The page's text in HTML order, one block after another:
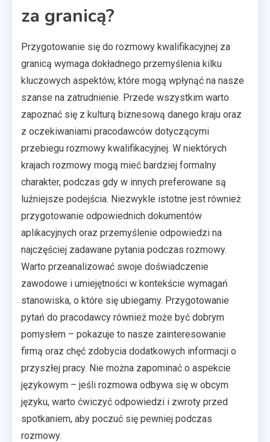
za granicą?
Przygotowanie się do rozmowy kwalifikacyjnej za
granicą wymaga dokładnego przemyślenia kilku
kluczowych aspektów, które mogą wpłynąć na nasze
szanse na zatrudnienie. Przede wszystkim warto
zapoznać się z kulturą biznesową danego kraju oraz
z oczekiwaniami pracodawców dotyczącymi
przebiegu rozmowy kwalifikacyjnej. W niektórych
krajach rozmowy mogą mieć bardziej formalny
charakter, podczas gdy w innych preferowane są
luźniejsze podejścia. Niezwykle istotne jest również
przygotowanie odpowiednich dokumentów
aplikacyjnych oraz przemyślenie odpowiedzi na
najczęściej zadawane pytania podczas rozmowy.
Warto przeanalizować swoje doświadczenie
zawodowe i umiejętności w kontekście wymagań
stanowiska, o które się ubiegamy. Przygotowanie
pytań do pracodawcy również może być dobrym
pomysłem – pokazuje to nasze zainteresowanie
firmą oraz chęć zdobycia dodatkowych informacji o
przyszłej pracy. Nie można zapominać o aspekcie
językowym – jeśli rozmowa odbywa się w obcym
języku, warto ćwiczyć odpowiedzi i zwroty przed
spotkaniem, aby poczuć się pewniej podczas
rozmowy.